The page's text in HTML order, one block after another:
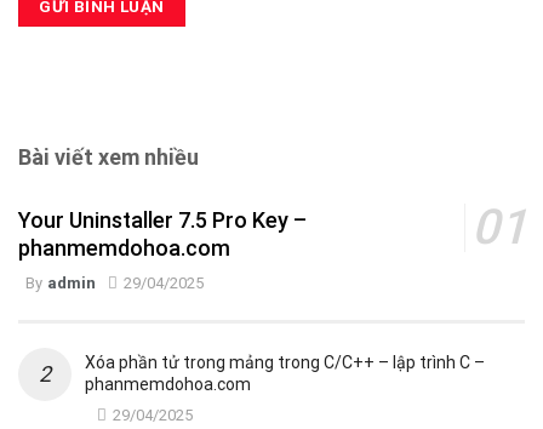
Bài viết xem nhiều
Your Uninstaller 7.5 Pro Key –
phanmemdohoa.com
By admin 29/04/2025
Xóa phần tử trong mảng trong C/C++ – lập trình C –
phanmemdohoa.com
29/04/2025